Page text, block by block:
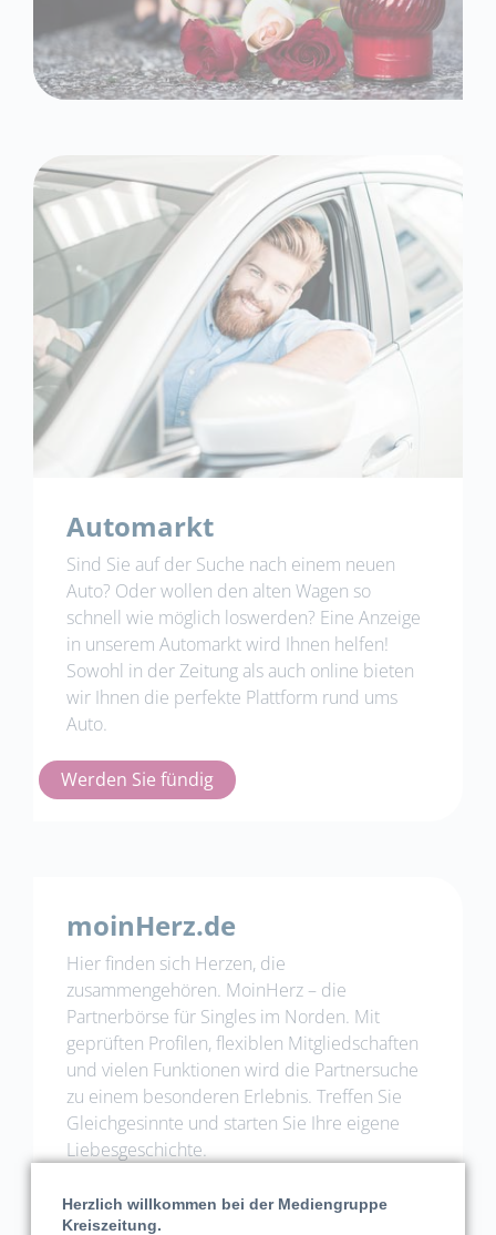
Automarkt
Sind Sie auf der Suche nach einem neuen
Auto? Oder wollen den alten Wagen so
schnell wie möglich loswerden? Eine Anzeige
in unserem Automarkt wird Ihnen helfen!
Sowohl in der Zeitung als auch online bieten
wir Ihnen die perfekte Plattform rund ums
Auto.
Werden Sie fündig
moinHerz.de
Hier finden sich Herzen, die
zusammengehören. MoinHerz – die
Partnerbörse für Singles im Norden. Mit
geprüften Profilen, flexiblen Mitgliedschaften
und vielen Funktionen wird die Partnersuche
zu einem besonderen Erlebnis. Treffen Sie
Gleichgesinnte und starten Sie Ihre eigene
Liebesgeschichte.
Jetzt verlieben
Herzlich willkommen bei der Mediengruppe
Kreiszeitung.